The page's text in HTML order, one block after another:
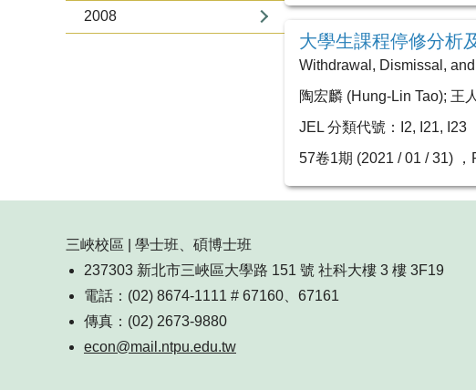
2008
大學生課程停修分析
Withdrawal, Dismissal,
陶宏麟 (Hung-Lin Tao); 王
JEL 分類代號：I2, I21, I23
57卷1期 (2021 / 01 / 31) ，
三峽校區 | 學士班、碩博士班
237303 新北市三峽區大學路 151 號 社科大樓 3 樓 3F19
電話：(02) 8674-1111 # 67160、67161
傳真：(02) 2673-9880
econ@mail.ntpu.edu.tw